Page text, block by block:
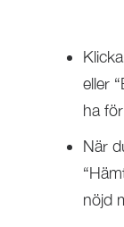
eller
ha
När
nöjd